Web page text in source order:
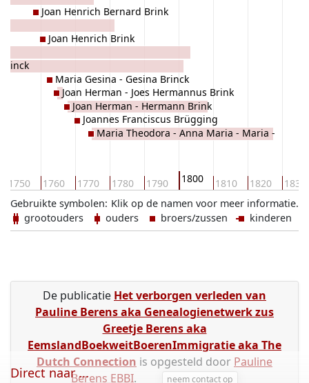
1750 1760 1770 1780 1790 1800 1810 1820 1830
Joan Henrich Bernard Brink
Joan Henrich Brink
Maria Gesina - Gesina Brinck
Joan Herman - Joes Hermannus Brink
Joan Herman - Hermann Brink
Joannes Franciscus Brügging
Maria Theodora - Anna Maria - Maria -
Klik op de namen voor meer informatie.
Gebruikte symbolen:
grootouders
ouders broers/zussen kinderen
De publicatie Het verborgen verleden van
Pauline Berens aka Genealogienetwerk zus
Greetje Berens aka
EemslandBoekweitBoerenImmigratie aka The
Dutch Connection is opgesteld door Pauline
Berens EBBI. neem contact op
Direct naar ...